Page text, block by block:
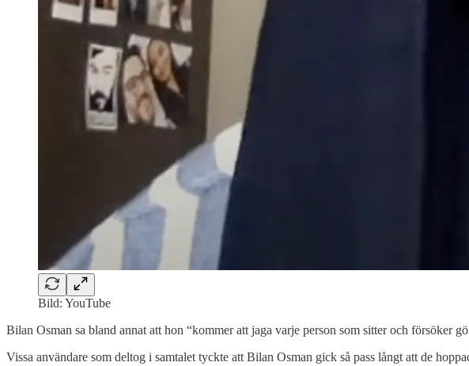
Bild: YouTube
Bilan Osman sa bland annat att hon “kommer att jaga varje person som sitter och försöker
Vissa användare som deltog i samtalet tyckte att Bilan Osman gick så pass långt att de